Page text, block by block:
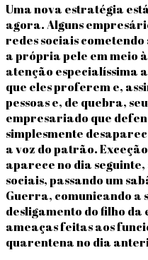
Uma nova estratégia
agora. Alguns
redes sociais
a própria pele em meio
atenção especialíssima
que eles proferem e,
pessoas e, de quebra,
empresariado que
simplesmente
a voz do patrão.
aparece no dia
sociais, passando um
Guerra, comunicando a
desligamento do filho da
ameaças feitas aos
quarentena no dia